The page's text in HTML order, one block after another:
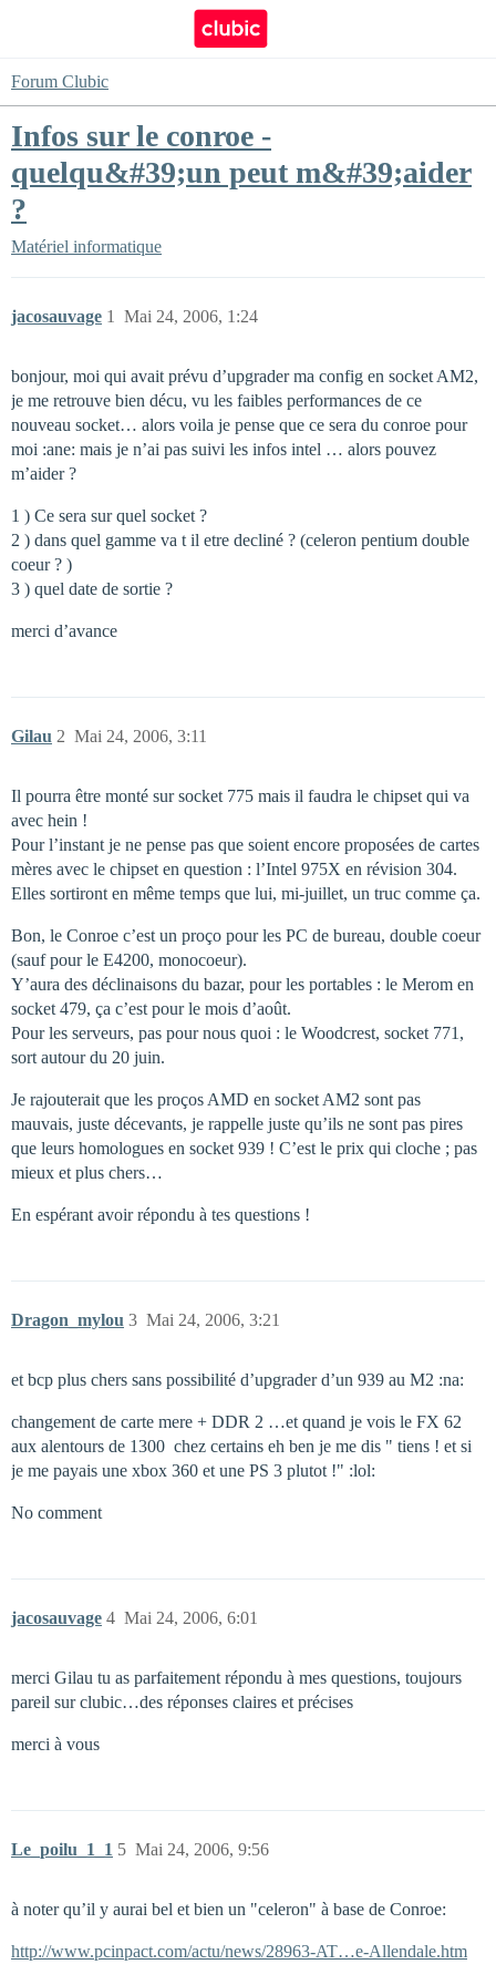
Forum Clubic
Infos sur le conroe -
quelqu&#39;un peut m&#39;aider
?
Matériel informatique
jacosauvage Mai 24, 2006, 1:24
1
bonjour, moi qui avait prévu d’upgrader ma config en socket AM2,
je me retrouve bien décu, vu les faibles performances de ce
nouveau socket… alors voila je pense que ce sera du conroe pour
moi :ane: mais je n’ai pas suivi les infos intel … alors pouvez
m’aider ?
1 ) Ce sera sur quel socket ?
2 ) dans quel gamme va t il etre decliné ? (celeron pentium double
coeur ? )
3 ) quel date de sortie ?
merci d’avance
Gilau Mai 24, 2006, 3:11
2
Il pourra être monté sur socket 775 mais il faudra le chipset qui va
avec hein !
Pour l’instant je ne pense pas que soient encore proposées de cartes
mères avec le chipset en question : l’Intel 975X en révision 304.
Elles sortiront en même temps que lui, mi-juillet, un truc comme ça.
Bon, le Conroe c’est un proço pour les PC de bureau, double coeur
(sauf pour le E4200, monocoeur).
Y’aura des déclinaisons du bazar, pour les portables : le Merom en
socket 479, ça c’est pour le mois d’août.
Pour les serveurs, pas pour nous quoi : le Woodcrest, socket 771,
sort autour du 20 juin.
Je rajouterait que les proços AMD en socket AM2 sont pas
mauvais, juste décevants, je rappelle juste qu’ils ne sont pas pires
que leurs homologues en socket 939 ! C’est le prix qui cloche ; pas
mieux et plus chers…
En espérant avoir répondu à tes questions !
Dragon_mylou Mai 24, 2006, 3:21
3
et bcp plus chers sans possibilité d’upgrader d’un 939 au M2 :na:
changement de carte mere + DDR 2 …et quand je vois le FX 62
aux alentours de 1300  chez certains eh ben je me dis " tiens ! et si
je me payais une xbox 360 et une PS 3 plutot !" :lol:
No comment
jacosauvage Mai 24, 2006, 6:01
4
merci Gilau tu as parfaitement répondu à mes questions, toujours
pareil sur clubic…des réponses claires et précises
merci à vous
Le_poilu_1_1 Mai 24, 2006, 9:56
5
à noter qu’il y aurai bel et bien un "celeron" à base de Conroe:
http://www.pcinpact.com/actu/news/28963-AT…e-Allendale.htm